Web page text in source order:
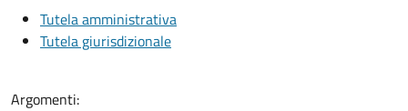
Tutela amministrativa
Tutela giurisdizionale
Argomenti: